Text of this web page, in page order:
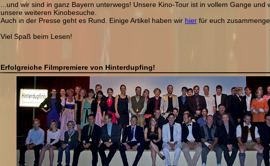
...und wir sind in ganz Bayern unterwegs! Unsere Kino-Tour ist in vollem Gange und
unsere weiteren Kinobesuche.
Auch in der Presse geht es Rund. Einige Artikel haben wir hier für euch
Viel Spaß beim Lesen!
Erfolgreiche Filmpremiere von Hinterdupfing!